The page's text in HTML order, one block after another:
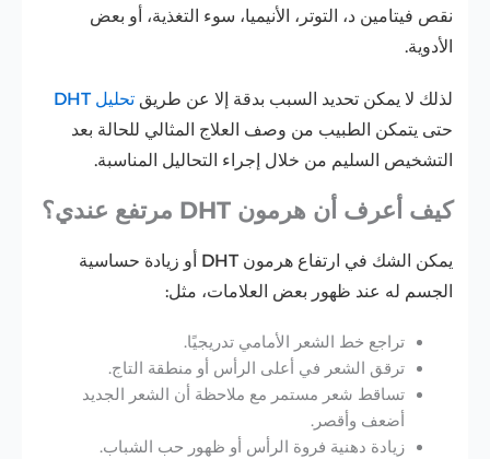
نقص فيتامين د، التوتر، الأنيميا، سوء التغذية، أو بعض
الأدوية.
لذلك لا يمكن تحديد السبب بدقة إلا عن طريقتحليل DHT
حتى يتمكن الطبيب من وصف العلاج المثالي للحالة بعد
التشخيص السليم من خلال إجراء التحاليل المناسبة.
كيف أعرف أن هرمون DHT مرتفع عندي؟
يمكن الشك في ارتفاع هرمون DHT أو زيادة حساسية
الجسم له عند ظهور بعض العلامات، مثل:
تراجع خط الشعر الأمامي تدريجيًا.
ترقق الشعر في أعلى الرأس أو منطقة التاج.
تساقط شعر مستمر مع ملاحظة أن الشعر الجديد
أضعف وأقصر.
زيادة دهنية فروة الرأس أو ظهور حب الشباب.